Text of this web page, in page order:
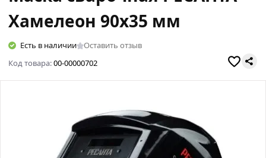
Хамелеон 90х35 мм
Есть в наличии
Оставить отзыв
Код товара:00-00000702